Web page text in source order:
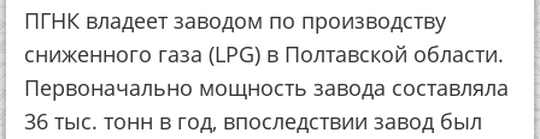
ПГНК владеет заводом по производству
сниженного газа (LPG) в Полтавской области.
Первоначально мощность завода составляла
36 тыс. тонн в год, впоследствии завод был